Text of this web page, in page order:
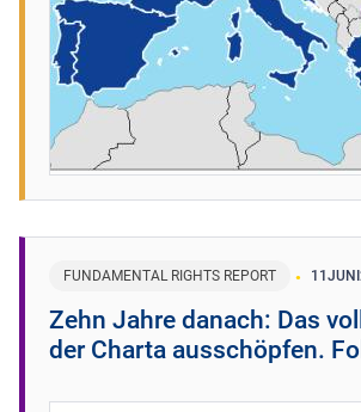
FUNDAMENTAL RIGHTS REPORT 11 JUNI
Zehn Jahre danach: Das
der Charta ausschöpfen.